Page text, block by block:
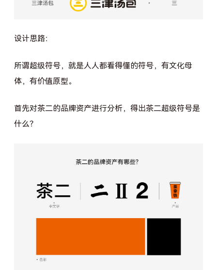
设计思路：
所谓超级符号，就是人人都看得懂的符号，有文化母
体，有价值原型。
首先对茶二的品牌资产进行分析，得出茶二超级符号是
什么？